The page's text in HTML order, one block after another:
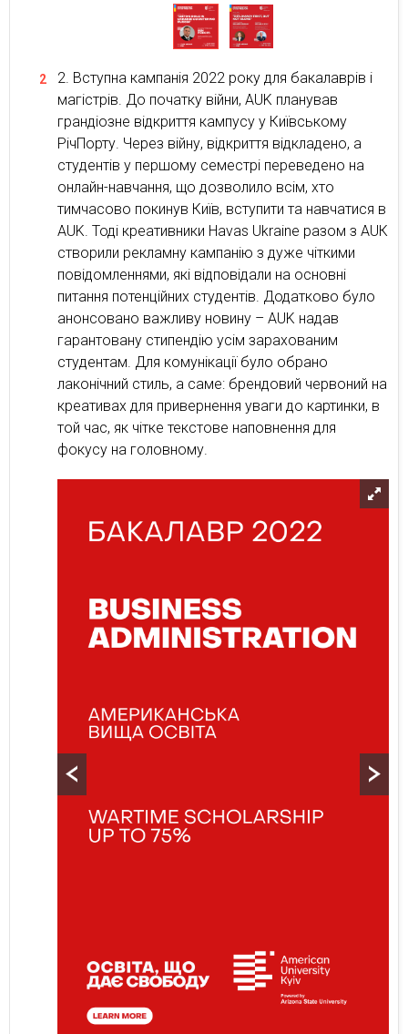
Вступна кампанія 2022 року для бакалаврів і
магістрів. До початку війни, AUK планував
грандіозне відкриття кампусу у Київському
РічПорту. Через війну, відкриття відкладено, а
студентів у першому семестрі переведено на
онлайн-навчання, що дозволило всім, хто
тимчасово покинув Київ, вступити та навчатися в
АUK. Тоді креативники Havas Ukraine разом з AUК
створили рекламну кампанію з дуже чіткими
повідомленнями, які відповідали на основні
питання потенційних студентів. Додатково було
анонсовано важливу новину – AUK надав
гарантовану стипендію усім зарахованим
студентам. Для комунікації було обрано
лаконічний стиль, а саме: брендовий червоний на
креативах для привернення уваги до картинки, в
той час, як чітке текстове наповнення для
фокусу на головному.